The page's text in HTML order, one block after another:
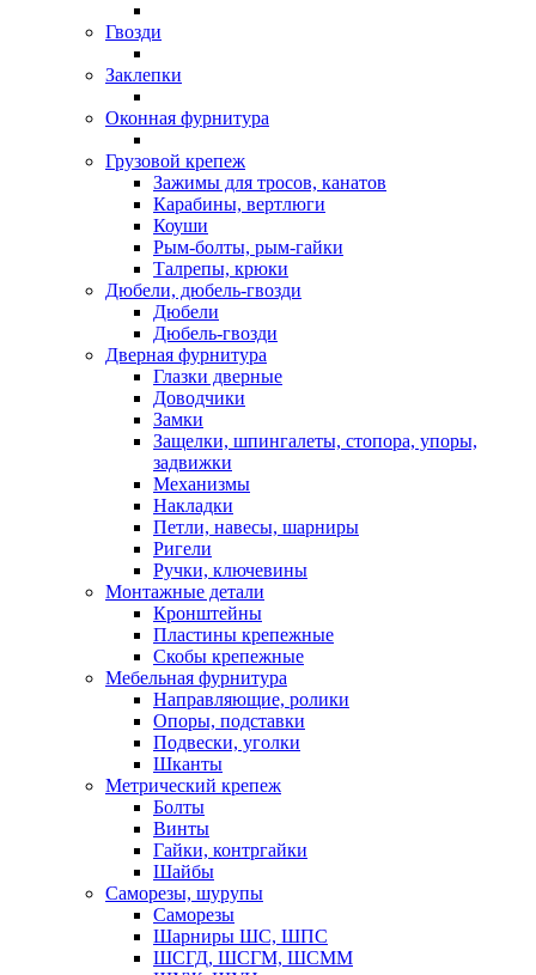
Гвозди
Заклепки
Оконная фурнитура
Грузовой крепеж
Зажимы для тросов, канатов
Карабины, вертлюги
Коуши
Рым-болты, рым-гайки
Талрепы, крюки
Дюбели, дюбель-гвозди
Дюбели
Дюбель-гвозди
Дверная фурнитура
Глазки дверные
Доводчики
Замки
Защелки, шпингалеты, стопора, упоры,
задвижки
Механизмы
Накладки
Петли, навесы, шарниры
Ригели
Ручки, ключевины
Монтажные детали
Кронштейны
Пластины крепежные
Скобы крепежные
Мебельная фурнитура
Направляющие, ролики
Опоры, подставки
Подвески, уголки
Шканты
Метрический крепеж
Болты
Винты
Гайки, контргайки
Шайбы
Саморезы, шурупы
Саморезы
Шарниры ШС, ШПС
ШСГД, ШСГМ, ШСММ